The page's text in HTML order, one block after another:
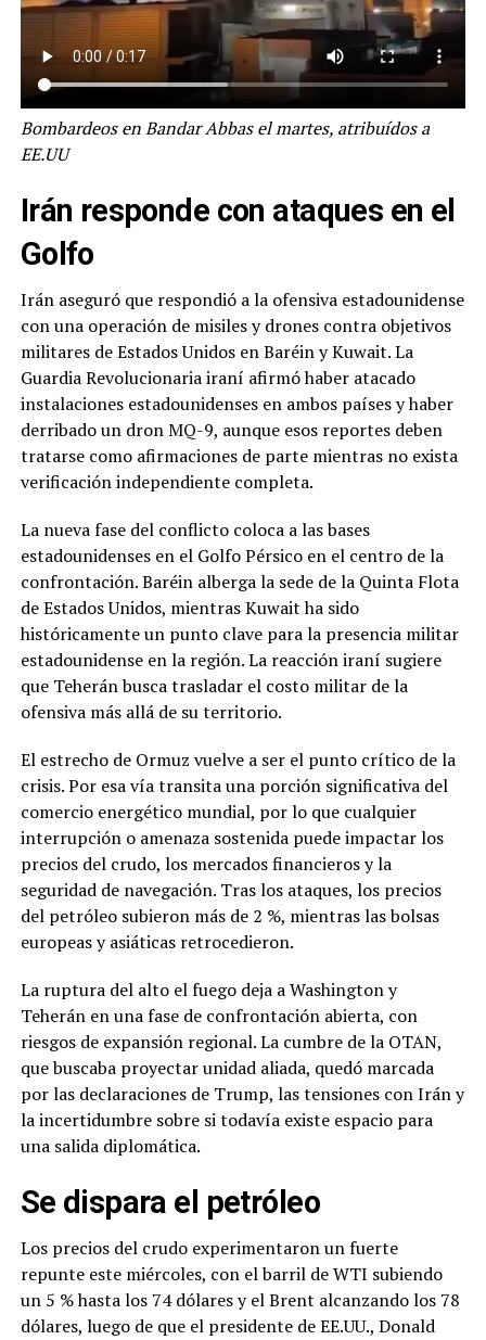
Bombardeos en Bandar Abbas el martes, atribuídos a
EE.UU
Irán responde con ataques en el
Golfo
Irán aseguró que respondió a la ofensiva estadounidense
con una operación de misiles y drones contra objetivos
militares de Estados Unidos en Baréin y Kuwait. La
Guardia Revolucionaria iraní afirmó haber atacado
instalaciones estadounidenses en ambos países y haber
derribado un dron MQ-9, aunque esos reportes deben
tratarse como afirmaciones de parte mientras no exista
verificación independiente completa.
La nueva fase del conflicto coloca a las bases
estadounidenses en el Golfo Pérsico en el centro de la
confrontación. Baréin alberga la sede de la Quinta Flota
de Estados Unidos, mientras Kuwait ha sido
históricamente un punto clave para la presencia militar
estadounidense en la región. La reacción iraní sugiere
que Teherán busca trasladar el costo militar de la
ofensiva más allá de su territorio.
El estrecho de Ormuz vuelve a ser el punto crítico de la
crisis. Por esa vía transita una porción significativa del
comercio energético mundial, por lo que cualquier
interrupción o amenaza sostenida puede impactar los
precios del crudo, los mercados financieros y la
seguridad de navegación. Tras los ataques, los precios
del petróleo subieron más de 2 %, mientras las bolsas
europeas y asiáticas retrocedieron.
La ruptura del alto el fuego deja a Washington y
Teherán en una fase de confrontación abierta, con
riesgos de expansión regional. La cumbre de la OTAN,
que buscaba proyectar unidad aliada, quedó marcada
por las declaraciones de Trump, las tensiones con Irán y
la incertidumbre sobre si todavía existe espacio para
una salida diplomática.
Se dispara el petróleo
Los precios del crudo experimentaron un fuerte
repunte este miércoles, con el barril de WTI subiendo
un 5 % hasta los 74 dólares y el Brent alcanzando los 78
dólares, luego de que el presidente de EE.UU., Donald